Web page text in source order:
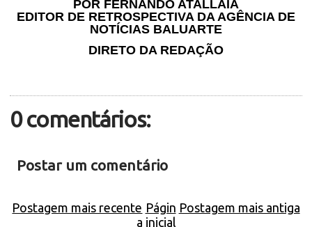
POR FERNANDO ATALLAIA
EDITOR DE RETROSPECTIVA DA AGÊNCIA DE
NOTÍCIAS BALUARTE
DIRETO DA REDAÇÃO
0 comentários:
Postar um comentário
Postagem mais recente Postagem mais antiga
Págin
a inicial